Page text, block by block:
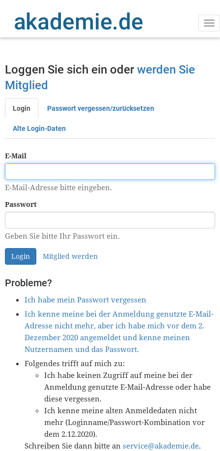
Inhalt
Loggen Sie sich ein oder werden Sie
Mitglied
Primäre
Reiter
Login Passwort vergessen/zurücksetzen
Alte Login-Daten
E-Mail
E-Mail-Adresse bitte eingeben.
Passwort
Geben Sie bitte Ihr Passwort ein.
Login Mitglied werden
Probleme?
Ich habe mein Passwort vergessen
Ich kenne meine bei der Anmeldung genutzte E-Mail-
Adresse nicht mehr, aber ich habe mich vor dem 2.
Dezember 2020 angemeldet und kenne meinen
Nutzernamen und das Passwort.
Folgendes trifft auf mich zu:
Ich habe keinen Zugriff auf meine bei der
Anmeldung genutzte E-Mail-Adresse oder habe
diese vergessen.
Ich kenne meine alten Anmeldedaten nicht
mehr (Loginname/Passwort-Kombination vor
dem 2.12.2020).
Schreiben Sie dann bitte an service@akademie.de.